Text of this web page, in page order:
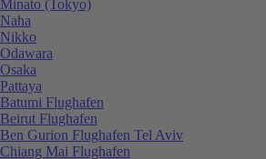
Minato (Tokyo)
Naha
Nikko
Odawara
Osaka
Pattaya
Batumi Flughafen
Beirut Flughafen
Ben Gurion Flughafen Tel Aviv
Chiang Mai Flughafen